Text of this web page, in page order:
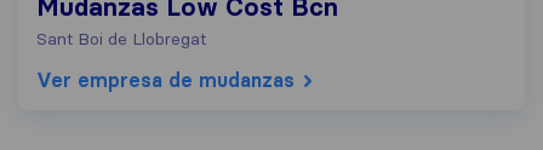
Mudanzas Low Cost Bcn
Sant Boi de Llobregat
Ver empresa de mudanzas